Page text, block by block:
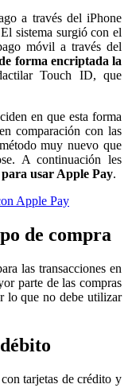
a través del iPhone
sistema surgió con el
móvil a través del
forma encriptada la
Touch ID, que
en que esta forma
comparación con las
muy nuevo que
A continuación les
usar Apple Pay.
de compra
las transacciones en
parte de las compras
lo que no debe utilizar
tarjetas de crédito y